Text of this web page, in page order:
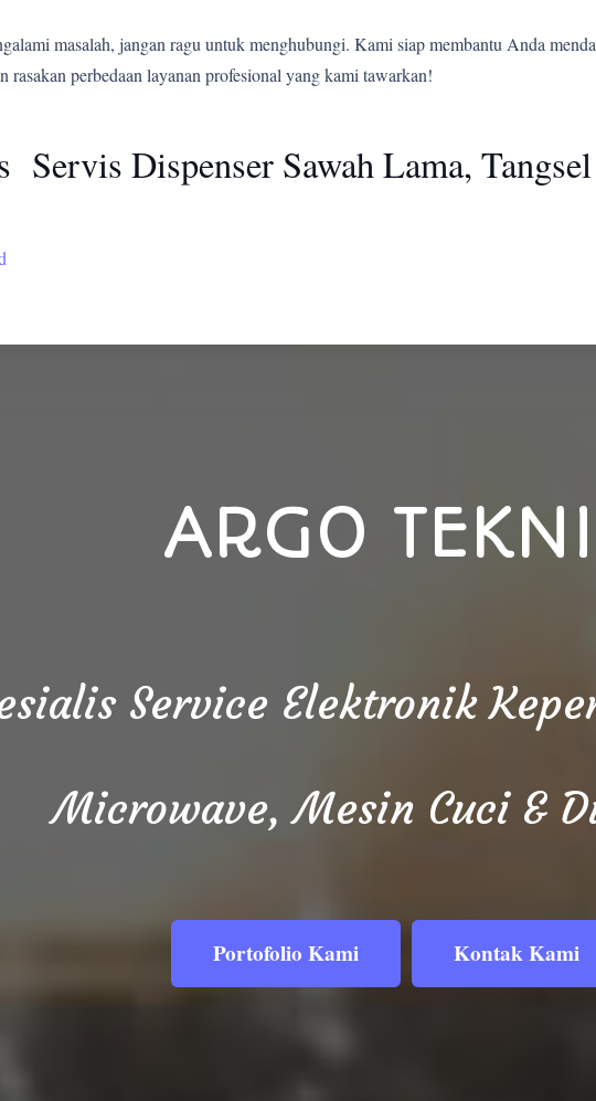
masalah, jangan ragu untuk menghubungi. Kami siap membantu Anda
perbedaan layanan profesional yang kami tawarkan!
Servis Dispenser Sawah Lama, Tangsel
ARGO
Service Elektronik
Microwave, Mesin Cuci &
Portofolio Kami Kontak Kami